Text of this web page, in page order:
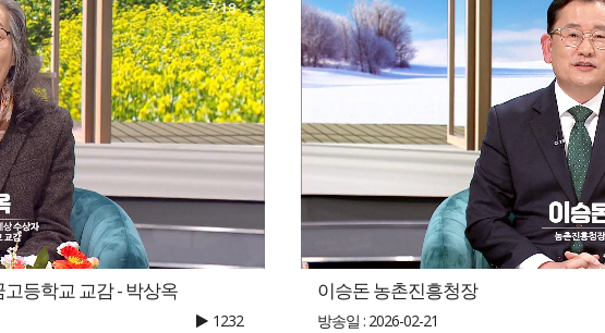
등학교 교감 - 박상옥
1232
이승돈 농촌진흥청장
방송일 : 2026-02-21